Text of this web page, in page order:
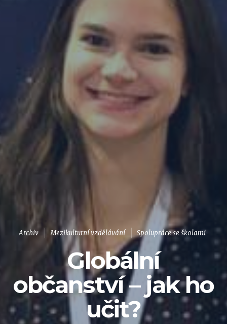
Archiv Mezikulturní vzdělávání Spolupráce se školami
Globální
občanství – jak ho
učit?